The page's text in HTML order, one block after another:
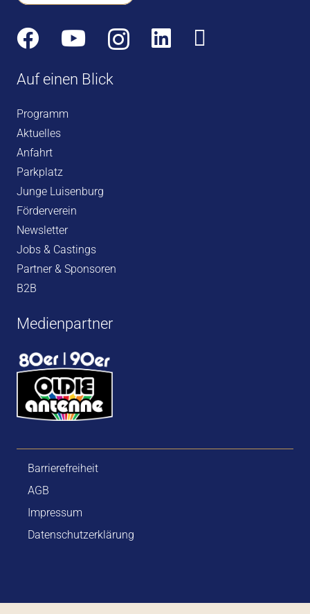
Auf einen Blick
Programm
Aktuelles
Anfahrt
Parkplatz
Junge Luisenburg
Förderverein
Newsletter
Jobs & Castings
Partner & Sponsoren
B2B
Medienpartner
Barrierefreiheit
AGB
Impressum
Datenschutzerklärung